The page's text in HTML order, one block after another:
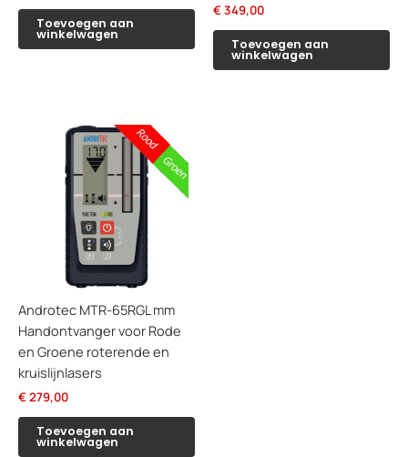
was:
€ 295,00.
is:
Toevoegen aan
winkelwagen
€ 349,00
Toevoegen aan
winkelwagen
Androtec MTR-65RGL mm
Handontvanger voor Rode
en Groene roterende en
kruislijnlasers
€ 279,00
Toevoegen aan
winkelwagen